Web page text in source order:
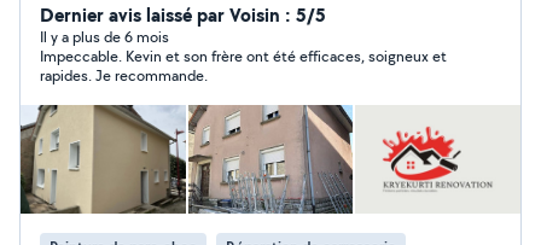
Dernier avis laissé par Voisin : 5/5
Il y a plus de 6 mois
Impeccable. Kevin et son frère ont été efficaces, soigneux et
rapides. Je recommande.